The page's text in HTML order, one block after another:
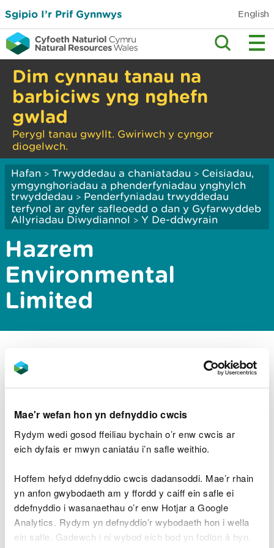
Mae'r wefan hon yn defnyddio cwcis
Rydym wedi gosod ffeiliau bychain o’r enw cwcis ar
eich dyfais er mwyn caniatáu i’n safle weithio.
Hoffem hefyd ddefnyddio cwcis dadansoddi. Mae’r rhain
yn anfon gwybodaeth am y ffordd y caiff ein safle ei
ddefnyddio i wasanaethau o’r enw Hotjar a Google
Analytics. Rydym yn defnyddio’r wybodaeth hon i wella
ein safle. Gadewch i ni wybod eich bod yn fodlon â hyn.
Sgipio I’r Prif Gynnwys English
Dim cynnau tanau na
barbiciws yng nghefn
gwlad
Perygl tanau gwyllt. Gwiriwch y cyngor
diogelwch.
Hafan > Trwyddedau a chaniatadau > Ceisiadau,
ymgynghoriadau a phenderfyniadau ynghylch
trwyddedau > Penderfyniadau trwyddedau
terfynol ar gyfer safleoedd o dan y Gyfarwyddeb
Allyriadau Diwydiannol > Y De-ddwyrain
Hazrem
Environmental
Limited
Gweithredwr : Hazrem Environmental Limited
Waste Transfer Facility, Nine Mile Point Industrial
Lawrlwythiadau dogfennau
Hazrem Decision Document -
Saesneg y Unig.pdf PDF [679.3 KB]
Refusal Notice - Saesneg y Unig PDF